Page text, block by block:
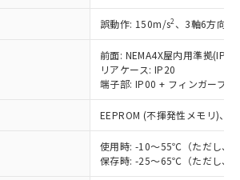
誤動作: 150m/s2 、3軸6方向
前面: NEMA4X屋内用準拠
リアケース: IP20
端子部: IP00 + フィンガープ
EEPROM (不揮発性メモリ)、
使用時: -10～55℃（ただし、
保存時: -25～65℃（ただし、
様が当ウェブサイト上で当社にご
された部品リストについて、当社
び当社の共同利用者が、当社の製
サービスに関するお客様との取
商談に必要な範囲で利用すること
の共同利用者とは、"個人情報
の「1.共同利
の範囲」に記載されている法人を
証明書ダウンロード
有証明書をダウンロードするこ
令（10物質）の非含有証明書
含有証明書（当社基準）
発行日時点で非含有を証明す
去に遡って非含有を証明する
キャンセル